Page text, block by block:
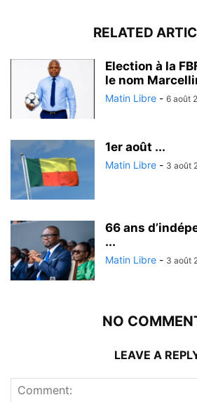
RELATED
Election à la
le nom
Matin Libre - 6 août
1er août ...
Matin Libre - 3 août
66 ans
...
Matin Libre - 3 août
NO
LEAVE A